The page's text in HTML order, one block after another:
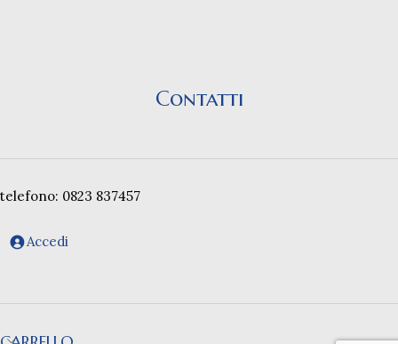
Contatti
telefono: 0823 837457
Accedi